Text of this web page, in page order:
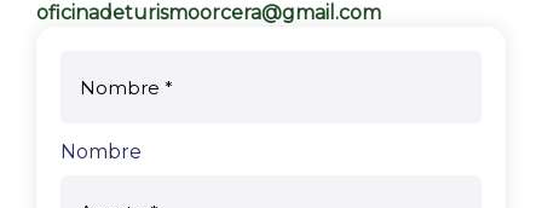
oficinadeturismoorcera@gmail.com
Nombre